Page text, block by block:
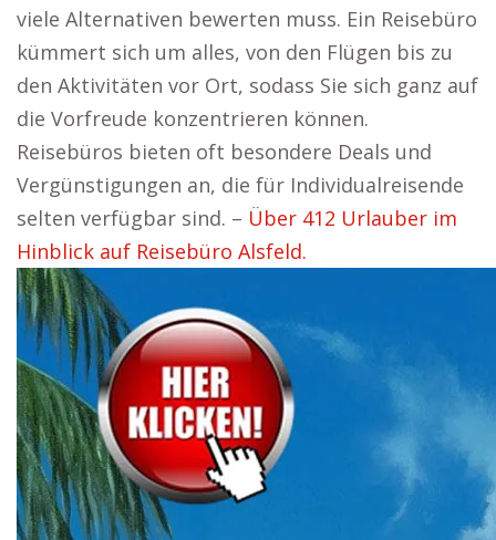
viele Alternativen bewerten muss. Ein Reisebüro
kümmert sich um alles, von den Flügen bis zu
den Aktivitäten vor Ort, sodass Sie sich ganz auf
die Vorfreude konzentrieren können.
Reisebüros bieten oft besondere Deals und
Vergünstigungen an, die für Individualreisende
selten verfügbar sind. – Über 412 Urlauber im
Hinblick auf Reisebüro Alsfeld.